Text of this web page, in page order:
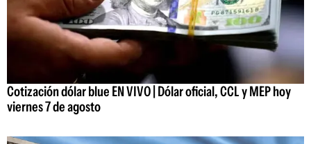
Cotización dólar blue EN VIVO | Dólar oficial, CCL y MEP hoy
viernes 7 de agosto